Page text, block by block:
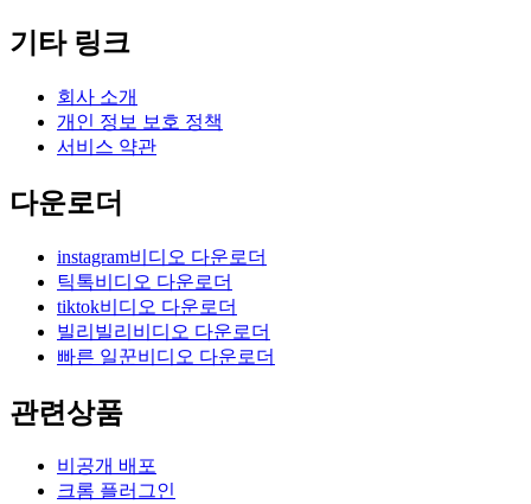
기타 링크
회사 소개
개인 정보 보호 정책
서비스 약관
다운로더
instagram비디오 다운로더
틱톡비디오 다운로더
tiktok비디오 다운로더
빌리빌리비디오 다운로더
빠른 일꾼비디오 다운로더
관련상품
비공개 배포
크롬 플러그인